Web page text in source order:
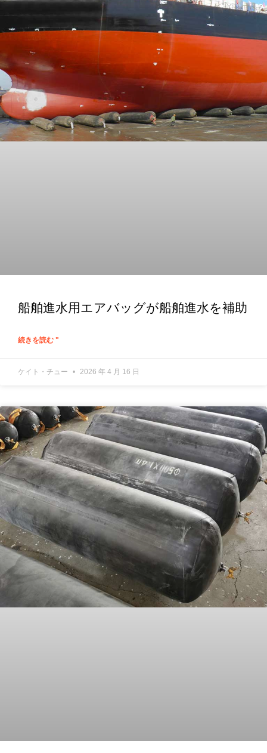
船舶進水用エアバッグが船舶進水を補助
続きを読む "
ケイト・チュー 2026 年 4 月 16 日